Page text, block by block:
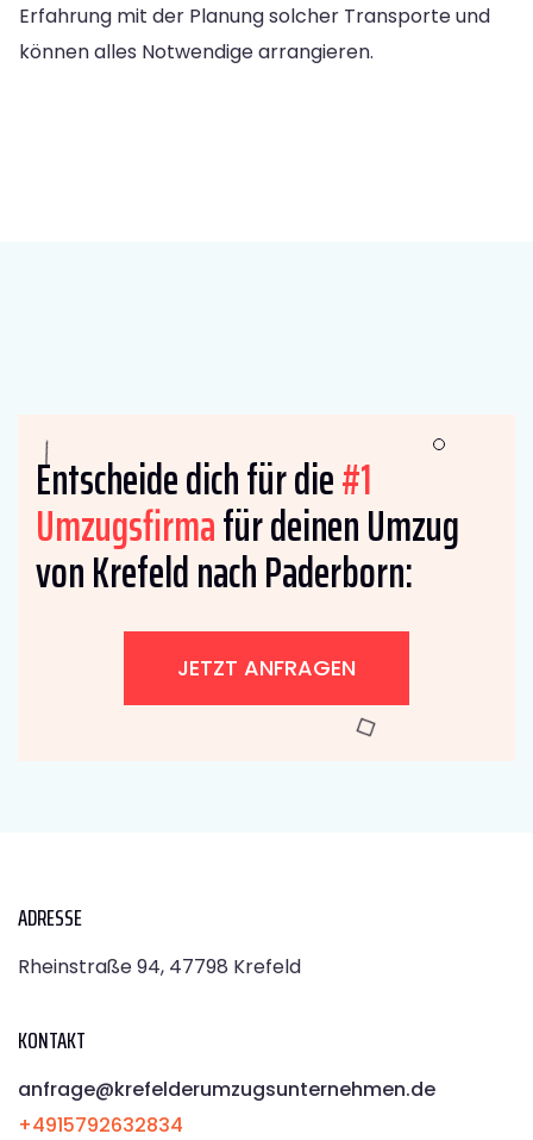
Erfahrung mit der Planung solcher Transporte und
können alles Notwendige arrangieren.
Entscheide dich für die#1
Umzugsfirmafür deinen Umzug
von Krefeld nach Paderborn:
JETZT ANFRAGEN
ADRESSE
Rheinstraße 94, 47798 Krefeld
KONTAKT
anfrage@krefelderumzugsunternehmen.de
+4915792632834